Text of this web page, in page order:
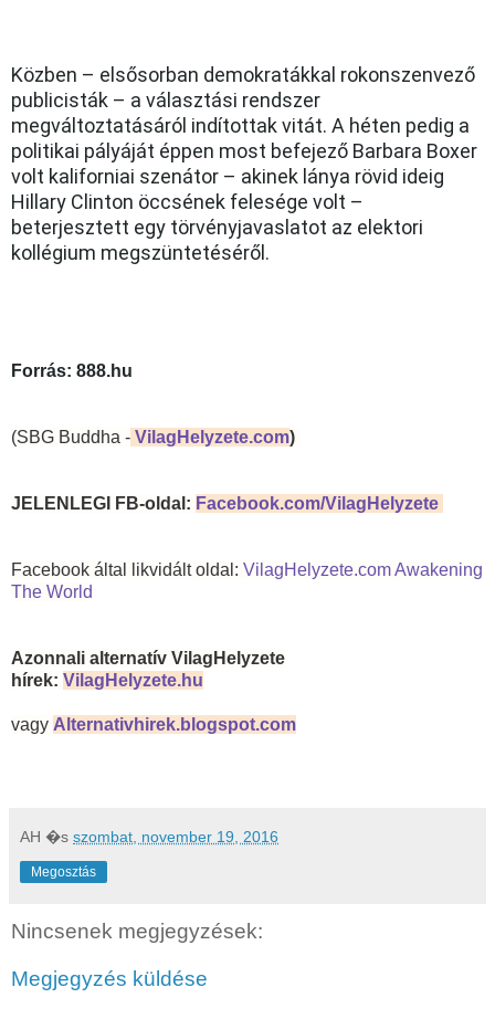
Közben – elsősorban demokratákkal rokonszenvező
publicisták – a választási rendszer
megváltoztatásáról indítottak vitát. A héten pedig a
politikai pályáját éppen most befejező Barbara Boxer
volt kaliforniai szenátor – akinek lánya rövid ideig
Hillary Clinton öccsének felesége volt –
beterjesztett egy törvényjavaslatot az elektori
kollégium megszüntetéséről.
Forrás: 888.hu
(SBG Buddha - VilagHelyzete.com)
JELENLEGI FB-oldal: Facebook.com/VilagHelyzete
Facebook által likvidált oldal: VilagHelyzete.com Awakening
The World
Azonnali alternatív VilagHelyzete
hírek: VilagHelyzete.hu
vagy Alternativhirek.blogspot.com
AH �s szombat, november 19, 2016
Megosztás
Nincsenek megjegyzések:
Megjegyzés küldése